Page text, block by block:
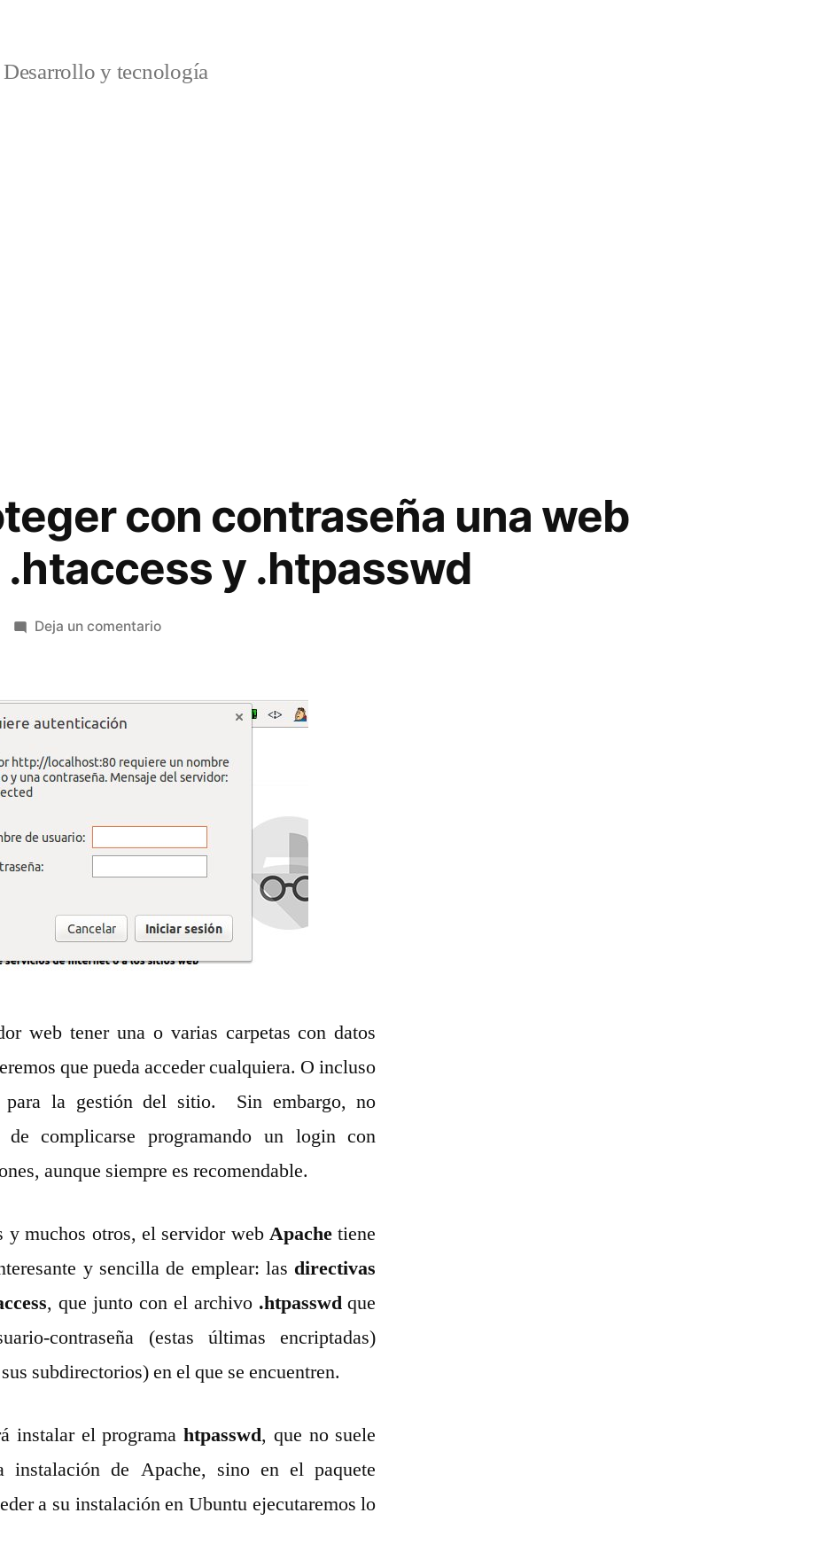
Desarrollo y tecnología
con contraseña una web
y .htpasswd
Deja un comentarioen
con
web
.htaccess
y
.htpasswd
web tener una o varias carpetas con datos
que pueda acceder cualquiera. O incluso
para la gestión del sitio. Sin embargo, no
de complicarse programando un login con
aunque siempre es recomendable.
y muchos otros, el servidor webApache tiene
y sencilla de emplear: las directivas
, que junto con el archivo .htpasswdque
contraseña (estas últimas encriptadas)
subdirectorios) en el que se encuentren.
instalar el programahtpasswd, que no suele
de Apache, sino en el paquete
a su instalación en Ubuntu ejecutaremos lo